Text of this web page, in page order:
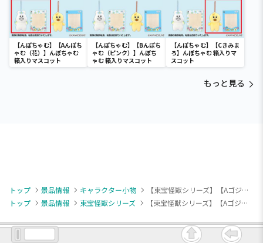
【んぽちゃむ】【Aんぽち
ゃむ（花）】んぽちゃむ
箱入りマスコット
【んぽちゃむ】【Bんぽち
ゃむ（ピンク）】んぽち
ゃむ 箱入りマスコット
【んぽちゃむ】【Cきみま
ろ】んぽちゃむ 箱入りマ
スコット
もっと見る
トップ 景品情報 キャラクター小物
【東宝怪獣シリーズ】【Aゴジラ（1989）】東宝怪獣シリーズ ゴジラミニソフビクロニクルvol.1
トップ
景品情報 東宝怪獣シリーズ 【東宝怪獣シリーズ】【Aゴジラ（1989）】東宝怪獣シリーズ ゴジラミニソフビクロニクルvol.1